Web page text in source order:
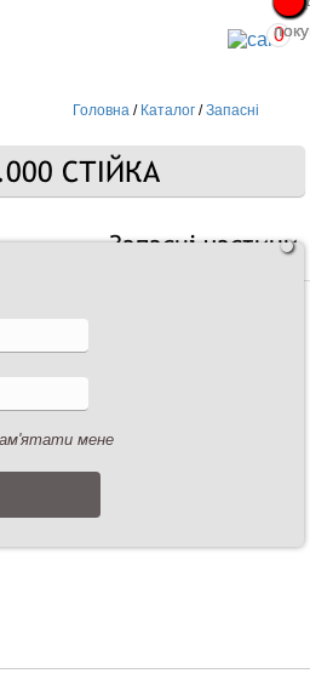
0
Головна / Каталог /Запасні
СТІЙКА
Запасні частини
мене